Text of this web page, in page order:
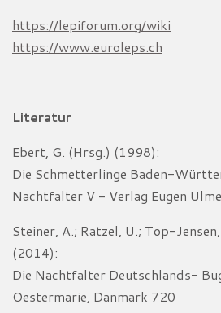
https://lepiforum.org/wiki
https://www.euroleps.ch
Literatur
Ebert, G. (Hrsg.) (1998):
Die Schmetterlinge Baden-
Nachtfalter V - Verlag Eugen
Steiner, A.; Ratzel, U.; Top-
(2014):
Die Nachtfalter Deutschlands-
Oestermarie, Danmark 720